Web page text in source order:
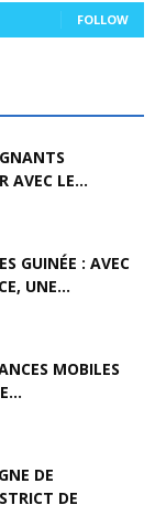
FOLLOW
AVEC LE...
GUINÉE : AVEC
UNE...
MOBILES
DE
DE